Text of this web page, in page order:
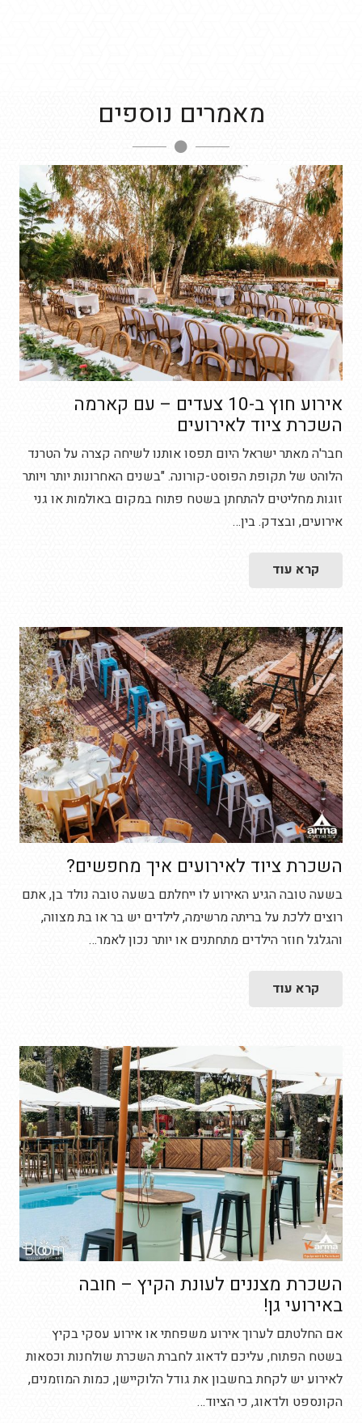
מאמרים נוספים
אירוע חוץ ב-10 צעדים – עם קארמה
השכרת ציוד לאירועים
חבר'ה מאתר ישראל היום תפסו אותנו לשיחה קצרה על הטרנד
הלוהט של תקופת הפוסט-קורונה. "בשנים האחרונות יותר ויותר
זוגות מחליטים להתחתן בשטח פתוח במקום באולמות או גני
אירועים, ובצדק. בין…
קרא עוד
השכרת ציוד לאירועים איך מחפשים?
בשעה טובה הגיע האירוע לו ייחלתם בשעה טובה נולד בן, אתם
רוצים ללכת על בריתה מרשימה, לילדים יש בר או בת מצווה,
והגלגל חוזר הילדים מתחתנים או יותר נכון לאמר…
קרא עוד
השכרת מצננים לעונת הקיץ – חובה
באירועי גן!
אם החלטתם לערוך אירוע משפחתי או אירוע עסקי בקיץ
בשטח הפתוח, עליכם לדאוג לחברת השכרת שולחנות וכסאות
לאירוע יש לקחת בחשבון את גודל הלוקיישן, כמות המוזמנים,
הקונספט ולדאוג, כי הציוד…